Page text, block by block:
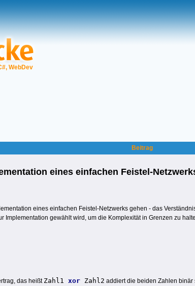
WebDev
Beitrag
eines einfachen Feistel-
eines einfachen Feistel-Netzwerks gehen - das
Implementation gewählt wird, um die Komplexität in Grenzen zu
das heißt Zahl1 xor Zahl2 addiert die beiden Zahlen